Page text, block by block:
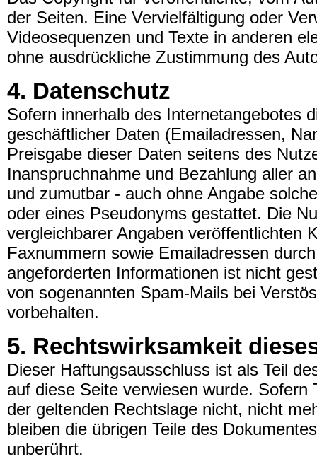
der Seiten. Eine Vervielfältigung oder
Videosequenzen und Texte in anderen
ohne ausdrückliche Zustimmung des
4. Datenschutz
Sofern innerhalb des Internetangebotes
geschäftlicher Daten (Emailadressen,
Preisgabe dieser Daten seitens des
Inanspruchnahme und Bezahlung aller
und zumutbar - auch ohne Angabe
oder eines Pseudonyms gestattet. Die
vergleichbarer Angaben veröffentlichten
Faxnummern sowie Emailadressen
angeforderten Informationen ist nicht
von sogenannten Spam-Mails bei
vorbehalten.
5. Rechtswirksamkeit
Dieser Haftungsausschluss ist als Teil
auf diese Seite verwiesen wurde. Sofern
der geltenden Rechtslage nicht, nicht
bleiben die übrigen Teile des
unberührt.